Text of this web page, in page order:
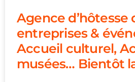
Agence d’hôtesse
entreprises &
Accueil culturel,
musées… Bientôt